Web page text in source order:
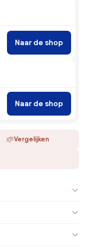
Naar de shop
Naar de shop
Vergelijken